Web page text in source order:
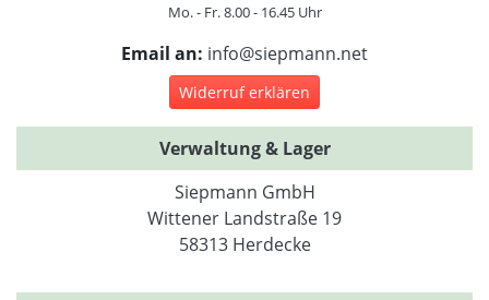
Mo. - Fr. 8.00 - 16.45 Uhr
Email an: info@siepmann.net
Widerruf erklären
Verwaltung & Lager
Siepmann GmbH
Wittener Landstraße 19
58313 Herdecke